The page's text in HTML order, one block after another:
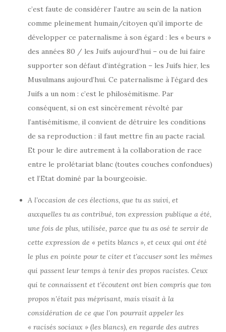
c’est faute de considérer l’autre au sein de la nation
comme pleinement humain/citoyen qu’il importe de
développer ce paternalisme à son égard : les « beurs »
des années 80 / les Juifs aujourd’hui – ou de lui faire
supporter son défaut d’intégration – les Juifs hier, les
Musulmans aujourd’hui. Ce paternalisme à l’égard des
Juifs a un nom : c’est le philosémitisme. Par
conséquent, si on est sincèrement révolté par
l’antisémitisme, il convient de détruire les conditions
de sa reproduction : il faut mettre fin au pacte racial.
Et pour le dire autrement à la collaboration de race
entre le prolétariat blanc (toutes couches confondues)
et l’Etat dominé par la bourgeoisie.
A l’occasion de ces élections, que tu as suivi, et
auxquelles tu as contribué, ton expression publique a été,
une fois de plus, utilisée, parce que tu as osé te servir de
cette expression de « petits blancs », et ceux qui ont été
le plus en pointe pour te citer et t’accuser sont les mêmes
qui passent leur temps à tenir des propos racistes. Ceux
qui te connaissent et t’écoutent ont bien compris que ton
propos n’était pas méprisant, mais visait à la
considération de ce que l’on pourrait appeler les
« racisés sociaux » (les blancs), en regarde des autres